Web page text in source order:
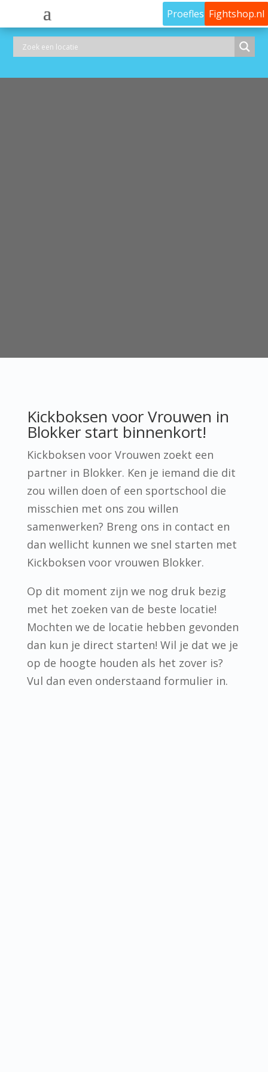
Proefles Fightshop.nl
Kickboksen voor Vrouwen in
Blokker start binnenkort!
Kickboksen voor Vrouwen zoekt een
partner in Blokker. Ken je iemand die dit
zou willen doen of een sportschool die
misschien met ons zou willen
samenwerken? Breng ons in contact en
dan wellicht kunnen we snel starten met
Kickboksen voor vrouwen Blokker.
Op dit moment zijn we nog druk bezig
met het zoeken van de beste locatie!
Mochten we de locatie hebben gevonden
dan kun je direct starten! Wil je dat we je
op de hoogte houden als het zover is?
Vul dan even onderstaand formulier in.